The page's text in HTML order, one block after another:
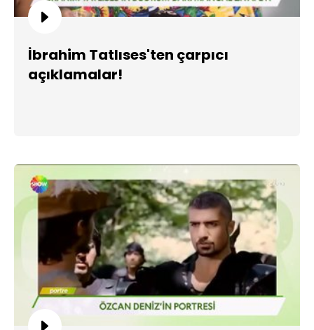
İbrahim Tatlıses'ten çarpıcı
açıklamalar!